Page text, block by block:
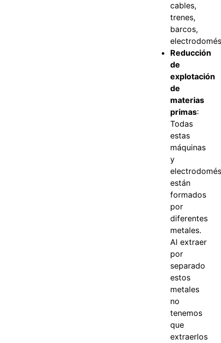
cables,
trenes,
barcos,
Reducción
de
explotación
de
materias
primas:
Todas
estas
máquinas
y
están
formados
por
diferentes
metales.
Al extraer
por
separado
estos
metales
no
tenemos
que
extraerlos